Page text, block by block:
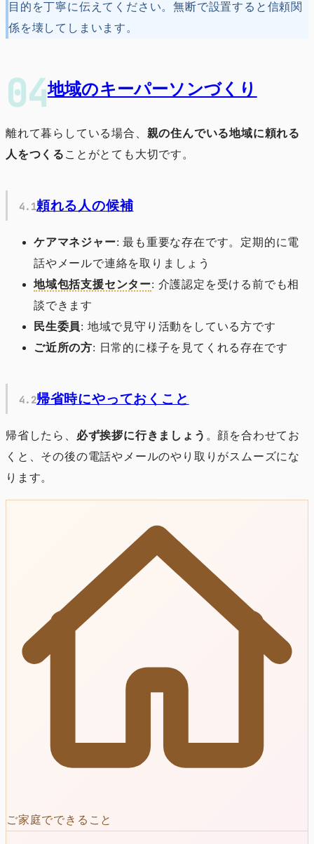
目的を丁寧に伝えてください。無断で設置すると信頼関
係を壊してしまいます。
地域のキーパーソンづくり
離れて暮らしている場合、 親の住んでいる地域に頼れる
人をつくる ことがとても大切です。
頼れる人の候補
ケアマネジャー: 最も重要な存在です。定期的に電
話やメールで連絡を取りましょう
地域包括支援センター: 介護認定を受ける前でも相
談できます
民生委員: 地域で見守り活動をしている方です
ご近所の方: 日常的に様子を見てくれる存在です
帰省時にやっておくこと
帰省したら、 必ず挨拶に行きましょう 。顔を合わせてお
くと、その後の電話やメールのやり取りがスムーズにな
ります。
ご家庭でできること